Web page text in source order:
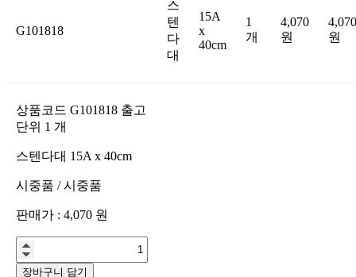
G101818
스
텐
다
대
15A
x
40cm
1
개
4,070
원
4,070
원
상품코드 G101818 출고
단위 1 개
스텐다대 15A x 40cm
시중품 / 시중품
판매가 : 4,070 원
장바구니 담기